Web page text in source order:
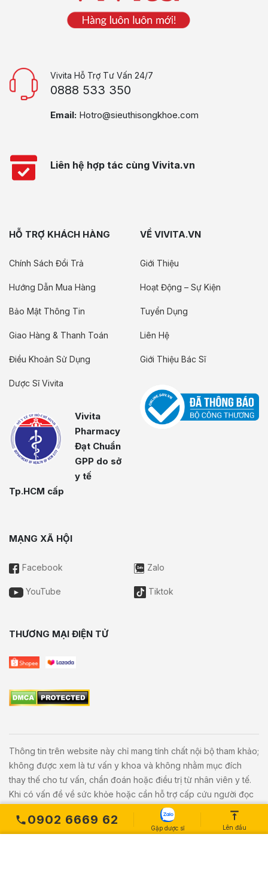
0902 6669 62
Gặp dược sĩ Lên đầu
Vivita Hỗ Trợ Tư Vấn 24/7
0888 533 350
Email: Hotro@sieuthisongkhoe.com
Liên hệ hợp tác cùng Vivita.vn
HỖ TRỢ KHÁCH HÀNG
Chính Sách Đổi Trả
Hướng Dẫn Mua Hàng
Bảo Mật Thông Tin
Giao Hàng & Thanh Toán
Điều Khoản Sử Dụng
Dược Sĩ Vivita
Vivita
Pharmacy
Đạt Chuẩn
GPP do sở
y tế
Tp.HCM cấp
VỀ VIVITA.VN
Giới Thiệu
Hoạt Động – Sự Kiện
Tuyển Dụng
Liên Hệ
Giới Thiệu Bác Sĩ
MẠNG XÃ HỘI
Facebook Zalo
YouTube Tiktok
THƯƠNG MẠI ĐIỆN TỬ
Thông tin trên website này chỉ mang tính chất nội bộ tham khảo;
không được xem là tư vấn y khoa và không nhằm mục đích
thay thế cho tư vấn, chẩn đoán hoặc điều trị từ nhân viên y tế.
Khi có vấn đề về sức khỏe hoặc cần hỗ trợ cấp cứu người đọc
cần liên hệ bác sĩ và cơ sở y tế gần nhất.
Copyright © 2020Vivita.vnAll Rights Reserved. Powered byL